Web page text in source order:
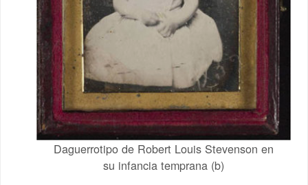
Daguerrotipo de Robert Louis Stevenson en
su infancia temprana (b)